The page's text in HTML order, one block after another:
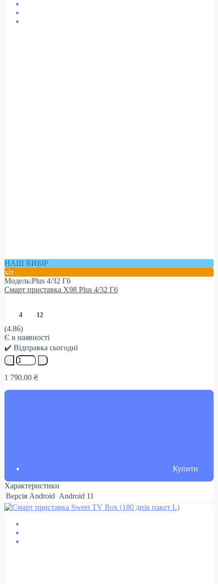
НАШ ВИБІР
хіт
Модель:Plus 4/32 Гб
Смарт приставка X98 Plus 4/32 Гб
4 12
(4.86)
Є в наявності
✔️ Відправка сьогодні
1 790.00 ₴
Купити
Характеристики
Версія Android Android 11